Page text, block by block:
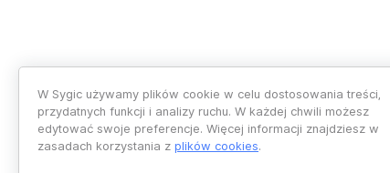
W Sygic używamy plików cookie w celu dostosowania treści,
przydatnych funkcji i analizy ruchu. W każdej chwili możesz
edytować swoje preferencje. Więcej informacji znajdziesz w
zasadach korzystania z plików cookies.